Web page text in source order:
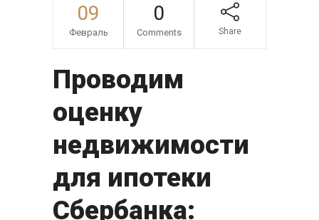
09
Февраль
0
Comments Share
Проводим
оценку
недвижимости
для ипотеки
Сбербанка: